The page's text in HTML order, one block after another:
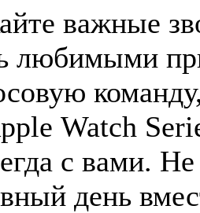
важные
любимыми
Watch
с вами.
день